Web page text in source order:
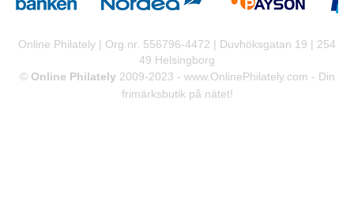
Online Philately | Org.nr. 556796-4472 | Duvhöksgatan 19 | 254
49 Helsingborg
© Online Philately2009-2023 - www.OnlinePhilately.com - Din
frimärksbutik på nätet!